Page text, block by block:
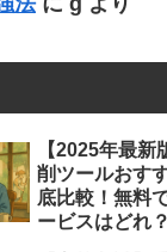
【2025年最新
削ツールおす
底比較！無料
ービスはどれ？